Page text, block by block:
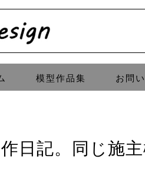
模型作品集 お問
日記。同じ施